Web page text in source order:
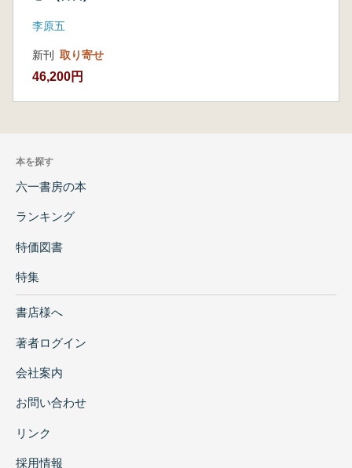
李原五
新刊 取り寄せ
46,200円
本を探す
六一書房の本
ランキング
特価図書
特集
書店様へ
著者ログイン
会社案内
お問い合わせ
リンク
採用情報